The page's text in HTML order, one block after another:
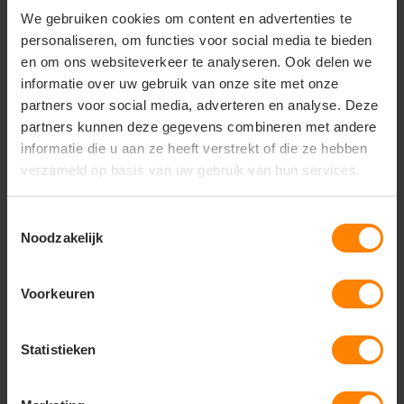
We gebruiken cookies om content en advertenties te
personaliseren, om functies voor social media te bieden
en om ons websiteverkeer te analyseren. Ook delen we
informatie over uw gebruik van onze site met onze
partners voor social media, adverteren en analyse. Deze
partners kunnen deze gegevens combineren met andere
informatie die u aan ze heeft verstrekt of die ze hebben
verzameld op basis van uw gebruik van hun services.
Noodzakelijk
Voorkeuren
Statistieken
reinigingsdiensten, industrie en spuitwerkzaamheden
waarbij maximale vloeistof- en windbescherming
vereist is.
Kenmerken:Vaste capuchon, ritssluiting met
dubbele stormflap, elastiek in de taille voor een
goede pasvorm en een extra beschermende
waterkering.
Manchetten & Pijpen:Uitgerust met een
windvanger met waterkering in de mouwen. Zowel
de mouwen als de broekspijpen zijn snel te
Vragen? Neem contact
klantenservice